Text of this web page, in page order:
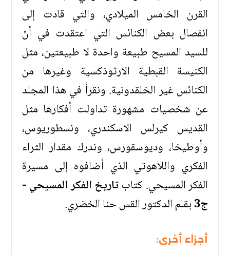
القرن الخامس الميلادي، والتي قادت إلى
انفصال بعض الكنائس التي اعتقدت في أنّ
للسيد المسيح طبيعة واحدة لا طبيعتين، مثل
الكنيسة القبطية الارثوذكسية وغيرها من
الكنائس غير الخلقدونية. ونقرأ في هذا المجلد
عن شخصيات مشهورة تداولت أفكارها مثل
القديس كيرلس الاسكندري، ونسطوريوس،
وأوطيخا، وديوسقورس، وندرك مقدار الثراء
الفكري واللاهوتي الذي أضافوه إلى مسيرة
الفكر المسيحي. كتابتاريخ الفكر المسيحي -
ج3 بقلم الدكتور القس حنا الخضري.
أجزاء أخرى: